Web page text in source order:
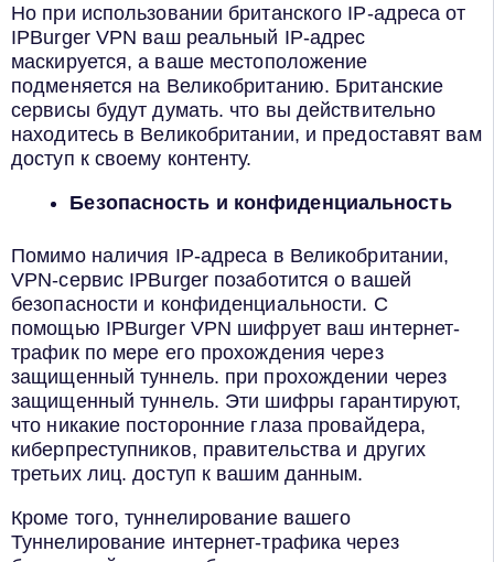
Но при использовании британского IP-адреса от
IPBurger VPN ваш реальный IP-адрес
маскируется, а ваше местоположение
подменяется на Великобританию. Британские
сервисы будут думать. что вы действительно
находитесь в Великобритании, и предоставят вам
доступ к своему контенту.
Безопасность и конфиденциальность
Помимо наличия IP-адреса в Великобритании,
VPN-сервис IPBurger позаботится о вашей
безопасности и конфиденциальности. С
помощью IPBurger VPN шифрует ваш интернет-
трафик по мере его прохождения через
защищенный туннель. при прохождении через
защищенный туннель. Эти шифры гарантируют,
что никакие посторонние глаза провайдера,
киберпреступников, правительства и других
третьих лиц. доступ к вашим данным.
Кроме того, туннелирование вашего
Туннелирование интернет-трафика через